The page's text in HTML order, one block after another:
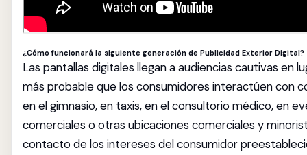
¿Cómo funcionará la siguiente generación de Publicidad Exterior Digital?
Las pantallas digitales llegan a audiencias cautivas en
más probable que los consumidores interactúen con
en el gimnasio, en taxis, en el consultorio médico, en
comerciales o otras ubicaciones comerciales y
contacto de los intereses del consumidor